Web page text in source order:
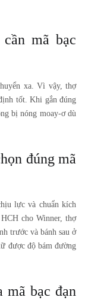
mã bạc
xa. Vì vậy, thợ
tốt. Khi gắn đúng
bị nóng moay-ơ dù
đúng mã
lực và chuẩn kích
cho Winner, thợ
trước và bánh sau ở
được độ bám đường
mã bạc đạn